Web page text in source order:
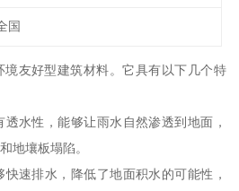
国
境友好型建筑材料。它具有以下几个特
水性，能够让雨水自然渗透到地面，
地壤板塌陷。
速排水，降低了地面积水的可能性，